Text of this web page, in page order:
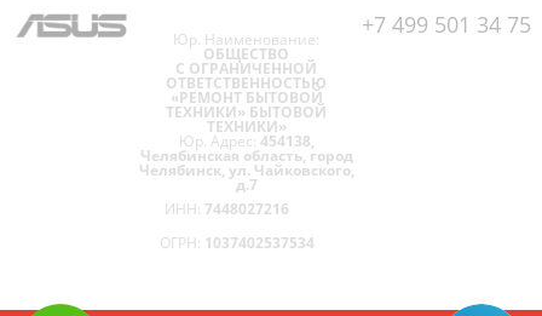
+7 499 501 34 75
Юр. Наименование:
ОБЩЕСТВО
С ОГРАНИЧЕННОЙ
ОТВЕТСТВЕННОСТЬЮ
«РЕМОНТ БЫТОВОЙ
ТЕХНИКИ» БЫТОВОЙ
ТЕХНИКИ»
Юр. Адрес: 454138,
Челябинская область, город
Челябинск, ул. Чайковского,
д.7
ИНН: 7448027216
ОГРН: 1037402537534